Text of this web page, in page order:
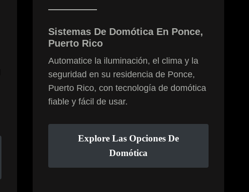
Sistemas De Domótica En Ponce,
Puerto Rico
Automatice la iluminación, el clima y la
seguridad en su residencia de Ponce,
Puerto Rico, con tecnología de domótica
fiable y fácil de usar.
Explore Las Opciones De
Domótica